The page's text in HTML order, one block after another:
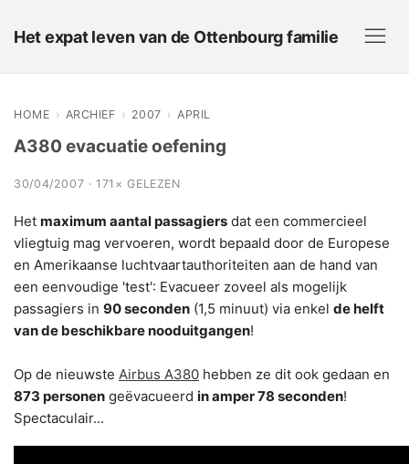
Het expat leven van de Ottenbourg familie
HOME › ARCHIEF › 2007 › APRIL
A380 evacuatie oefening
30/04/2007 · 171× GELEZEN
Het maximum aantal passagiers dat een commercieel
vliegtuig mag vervoeren, wordt bepaald door de Europese
en Amerikaanse luchtvaartauthoriteiten aan de hand van
een eenvoudige 'test': Evacueer zoveel als mogelijk
passagiers in 90 seconden (1,5 minuut) via enkel de helft
van de beschikbare nooduitgangen!
Op de nieuwste Airbus A380 hebben ze dit ook gedaan en
873 personen geëvacueerd in amper 78 seconden!
Spectaculair...